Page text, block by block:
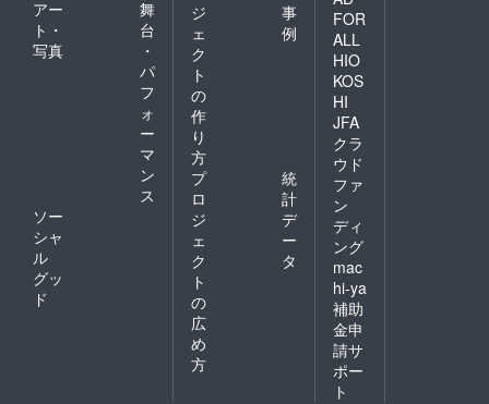
アー
ト・
写真
舞
台
・
パ
フ
ォ
ー
マ
ン
ス
ソー
シャ
ル
グッ
ド
ジ
ェ
ク
ト
の
作
り
方
事
例
プ
ロ
ジ
ェ
ク
ト
の
広
め
方
統
計
デ
ー
タ
FOR
ALL
HIO
KOS
HI
JFA
クラ
ウド
ファ
ン
ディ
ング
mac
hi-ya
補助
金申
請サ
ポー
ト